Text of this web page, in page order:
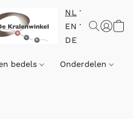
NL
EN
DE
bedels Onderdelen